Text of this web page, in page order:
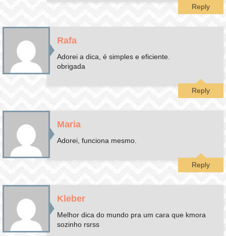
Reply
Rafa
Adorei a dica, é simples e eficiente.
obrigada
Reply
Maria
Adorei, funciona mesmo.
Reply
Kleber
Melhor dica do mundo pra um cara que kmora
sozinho rsrss